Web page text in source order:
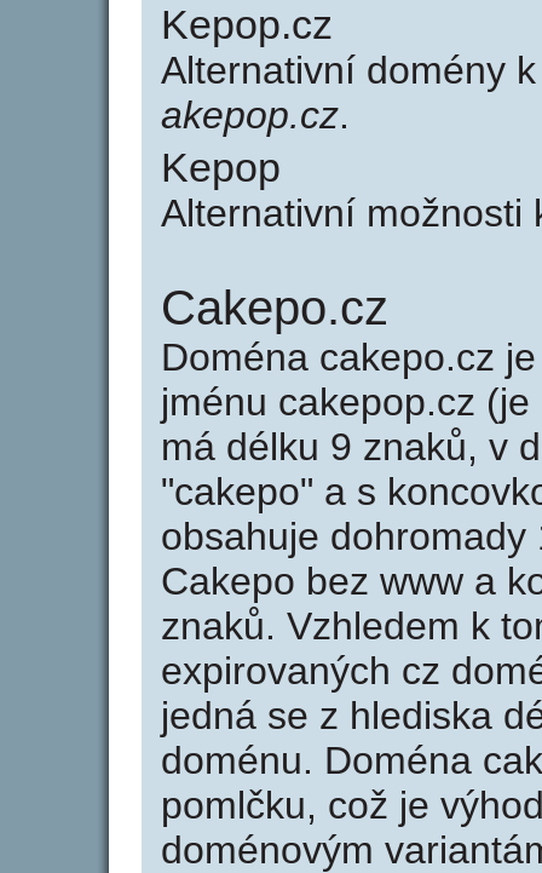
Kepop.cz
Alternativní domény
akepop.cz.
Kepop
Alternativní
Cakepo.cz
Doména cakepo.cz
jménu cakepop.cz
má délku 9 znaků, v
"cakepo" a s
obsahuje
Cakepo bez www a
znaků. Vzhledem k
expirovaných cz
jedná se z hlediska
doménu. Doména
pomlčku, což je
doménovým